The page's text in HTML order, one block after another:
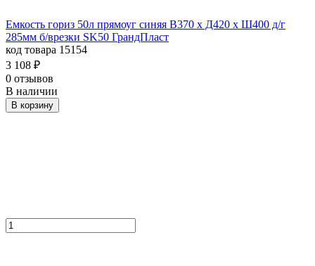
Емкость гориз 50л прямоуг синяя В370 х Д420 х Ш400 д/г
285мм б/врезки SK50 ГрандПласт
код товара 15154
3 108 ₽
0 отзывов
В наличии
В корзину